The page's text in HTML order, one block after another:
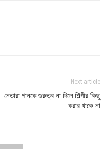
Next article
নেতারা গানকে গুরুত্ব না দিলে শিল্পীর কিছু
করার থাকে না